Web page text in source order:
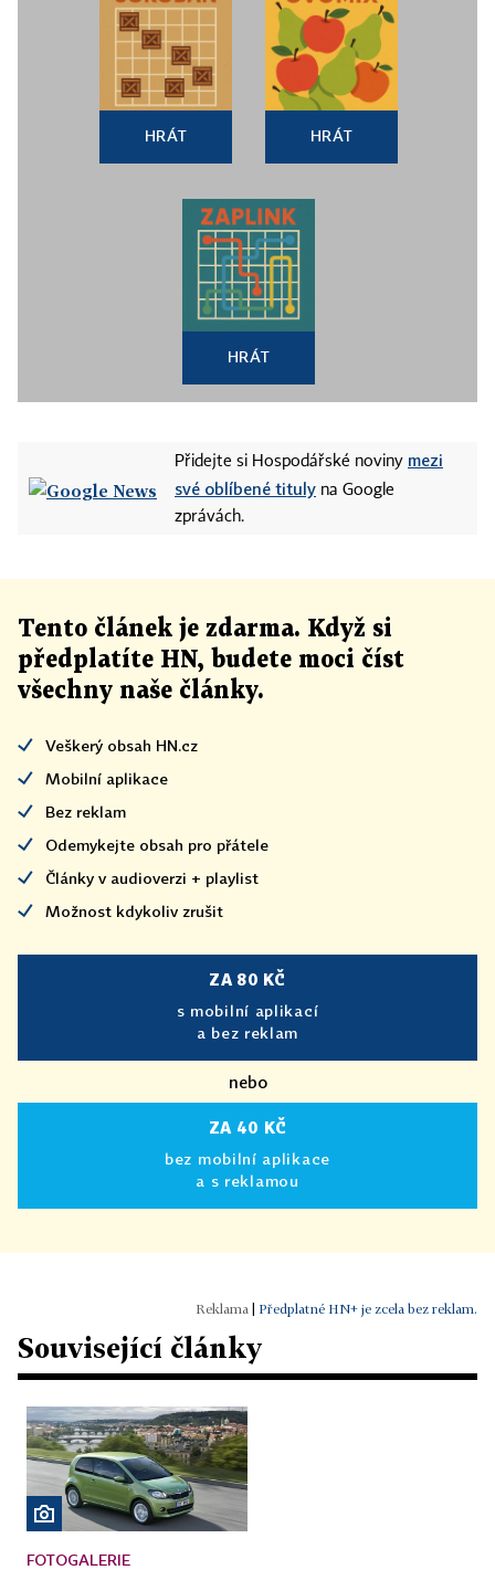
HRÁT HRÁT
HRÁT
Přidejte si Hospodářské noviny mezi
své oblíbené tituly na Google
zprávách.
Tento článek je zdarma. Když si
předplatíte HN, budete moci číst
všechny naše články.
Veškerý obsah HN.cz
Mobilní aplikace
Bez reklam
Odemykejte obsah pro přátele
Články v audioverzi + playlist
Možnost kdykoliv zrušit
ZA 80 KČ
s mobilní aplikací
a bez reklam
nebo
ZA 40 KČ
bez mobilní aplikace
a s reklamou
Předplatné HN+ je zcela bez reklam.
Související články
FOTOGALERIE